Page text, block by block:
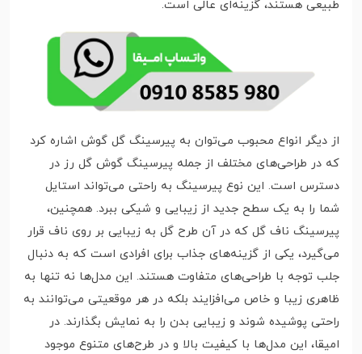
طبیعی هستند، گزینه‌ای عالی است.
از دیگر انواع محبوب می‌توان به پیرسینگ گل گوش اشاره کرد
که در طراحی‌های مختلف از جمله پیرسینگ گوش گل رز در
دسترس است. این نوع پیرسینگ به راحتی می‌تواند استایل
شما را به یک سطح جدید از زیبایی و شیکی ببرد. همچنین،
پیرسینگ ناف گل که در آن طرح گل به زیبایی بر روی ناف قرار
می‌گیرد، یکی از گزینه‌های جذاب برای افرادی است که به دنبال
جلب توجه با طراحی‌های متفاوت هستند. این مدل‌ها نه تنها به
ظاهری زیبا و خاص می‌افزایند بلکه در هر موقعیتی می‌توانند به
راحتی پوشیده شوند و زیبایی بدن را به نمایش بگذارند. در
امیقا، این مدل‌ها با کیفیت بالا و در طرح‌های متنوع موجود